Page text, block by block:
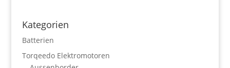
Kategorien
Batterien
Torqeedo Elektromotoren